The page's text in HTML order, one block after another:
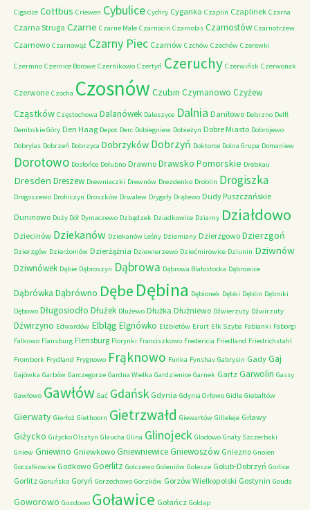
Cigacice Cottbus Criewen Cybulice Cychry Cyganka Czaplin Czaplinek Czarna
Czarna Struga Czarne Czarne Małe Czarnocin Czarnolas Czarnostów Czarnotrzew
Czarnowo Czarnowąż Czarny Piec Czarnów Czchów Czechów Czerewki
Czermno Czernice Borowe Czernikowo Czertyń Czeruchy Czerwińsk Czerwonak
Czerwone Czocha Czosnów Czubin Czymanowo Czyżew
Cząstków Częstochowa Dalanówek Daleszyce Dalnia Daniłowo Debrzno Delft
Dembskie Góry Den Haag Depot Derc Dobiegniew Dobieżyn Dobre Miasto Dobrojewo
Dobrylas Dobrzeń Dobrzyca Dobrzyków Dobrzyń Doktorce Dolna Grupa Domaniew
Dorotowo Dosłońce Dołubno Drawno Drawsko Pomorskie Drebkau
Dresden Dreszew Drewniaczki Drewnów Drezdenko Droblin Drogiszka
Drogoszewo Drohiczyn Droszków Drwalew Drygały Drążewo Dudy Puszczańskie
Duninowo Duży Dół Dymaczewo Dzbądzek Dziadkowice Dziarny Działdowo
Dziecinów Dziekanów Dziekanów Leśny Dziemiany Dzierzgowo Dzierzgoń
Dzierzgów Dzierżoniów Dzierżążnia Dziewierzewo Dziećmirowice Dziunin Dziwnów
Dziwnówek Dąbie Dąbroszyn Dąbrowa Dąbrowa Białostocka Dąbrowice
Dąbrówka Dąbrówno Dębe Dębina Dębionek Dębki Dęblin Dębniki
Dębowo Długosiodło Dłużek Dłużewo Dłużka Dłużniewo Dźwierzuty Dźwirzuty
Dźwirzyno Edwardów Elbląg Elgnówko Elżbietów Erurt Ełk Szyba Fabianki Faborgi
Falkowo Flansburg Flensburg Florynki Franciszkowo Fredericia Friedland Friedrichstahl
Frombork Frydland Frygnowo Frąknowo Funka Fynshav Gabrysin Gady Gaj
Gajówka Garbów Garczegorze Gardna Wielka Gardzienice Garnek Gartz Garwolin Gassy
Gawłowo Gawłów Gać Gdańsk Gdynia Gdynia Orłowo Gidle Giebałtów
Gierwaty Gierłoż Giethoorn Gietrzwałd Giewartów Gilleleje Giławy
Giżycko Giżycko Olsztyn Glaucha Glina Glinojeck Glodowo Gnaty Szczerbaki
Gniew Gniewino Gniewkowo GniewniewiceGniewoszów Gniezno Gnoien
Goczałkowice Godkowo Goerlitz Golczewo Goleniów Golesze Golub-Dobrzyń Gorlice
Gorlitz Goruńsko Goryń Gorzechowo Gorzków Gorzów Wielkopolski Gostynin Gouda
Goworowo Gozdowo Goławice Gołańcz Gołdap